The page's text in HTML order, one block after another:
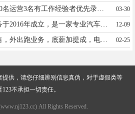
招聘主播10名助播10名运营3名有工作经验者优先录用联系电话19331955525 03-30
车先生精致汽车服务于2016年成立，是一家专业汽车贴膜改装美容店，有完整的薪资待遇结构，现招店长1名，客服3名，改装师2名，贴膜技师2名，美容师6名。诚意邀请您的加入！15333399971.打电话 12-09
新河电缆厂招聘销售，外出跑业务，底薪加提成，电话19131995123 02-25
供，请您仔细辨别信息真伪，对于虚假类等
不承担一切责任。
All Rights Reserved.